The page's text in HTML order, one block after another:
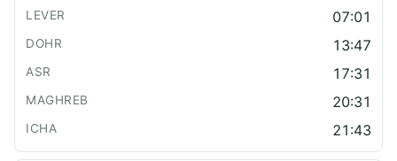
07:01
13:47
17:31
20:31
21:43